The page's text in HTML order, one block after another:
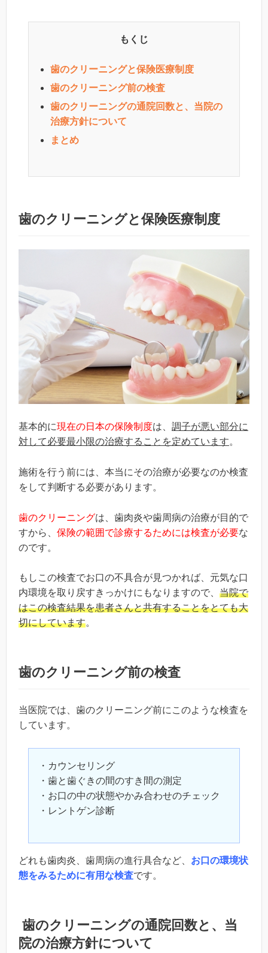
もくじ
歯のクリーニングと保険医療制度
歯のクリーニング前の検査
歯のクリーニングの通院回数と、当院の
治療方針について
まとめ
歯のクリーニングと保険医療制度
基本的に現在の日本の保険制度は、 調子が悪い部分に
対して必要最小限の治療することを定めています。
施術を行う前には、本当にその治療が必要なのか検査
をして判断する必要があります。
歯のクリーニングは、歯肉炎や歯周病の治療が目的で
すから、 保険の範囲で診療するためには検査が必要な
のです。
もしこの検査でお口の不具合が見つかれば、元気な口
内環境を取り戻すきっかけにもなりますので、 当院で
はこの検査結果を患者さんと共有することをとても大
切にしています。
歯のクリーニング前の検査
当医院では、歯のクリーニング前にこのような検査を
しています。
・カウンセリング
・歯と歯ぐきの間のすき間の測定
・お口の中の状態やかみ合わせのチェック
・レントゲン診断
どれも歯肉炎、歯周病の進行具合など、 お口の環境状
態をみるために有用な検査です。
歯のクリーニングの通院回数と、当
院の治療方針について